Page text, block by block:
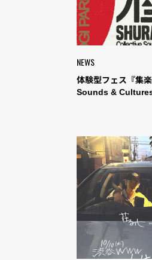
NEWS
体験型フェス『集
Sounds &